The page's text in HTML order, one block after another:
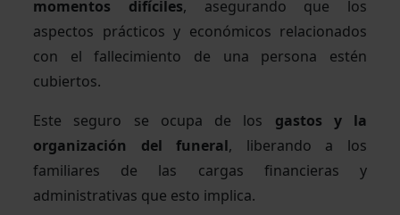
momentos difíciles, asegurando que los
aspectos prácticos y económicos relacionados
con el fallecimiento de una persona estén
cubiertos.
Este seguro se ocupa de los gastos y la
organización del funeral, liberando a los
familiares de las cargas financieras y
administrativas que esto implica.